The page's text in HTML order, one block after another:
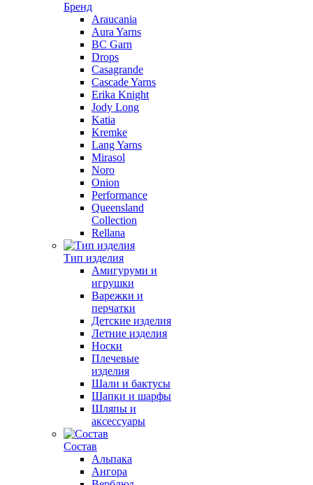
Бренд
Araucania
Aura Yarns
BC Garn
Drops
Casagrande
Cascade Yarns
Erika Knight
Jody Long
Katia
Kremke
Lang Yarns
Mirasol
Noro
Onion
Performance
Queensland
Collection
Rellana
Тип изделия
Амигуруми и
игрушки
Варежки и
перчатки
Детские изделия
Летние изделия
Носки
Плечевые
изделия
Шали и бактусы
Шапки и шарфы
Шляпы и
аксессуары
Состав
Альпака
Ангора